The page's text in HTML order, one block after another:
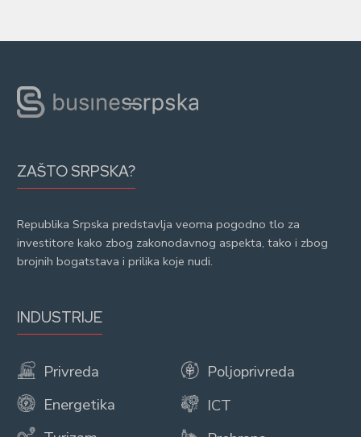
ZAŠTO SRPSKA?
Republika Srpska predstavlja veoma pogodno tlo za
investitore kako zbog zakonodavnog aspekta, tako i zbog
brojnih bogatstava i prilika koje nudi.
INDUSTRIJE
Privreda
Energetika
Poljoprivreda
ICT